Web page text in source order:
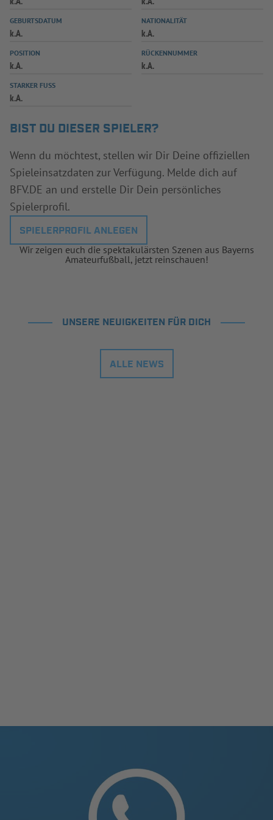
SPIELPLUS
GEBURTSDATUM
k.A.
NATIONALITÄT
k.A.
POSITION
k.A.
RÜCKENNUMMER
k.A.
STARKER FUSS
k.A.
BIST DU DIESER SPIELER?
Wenn du möchtest, stellen wir Dir Deine offiziellen
Spieleinsatzdaten zur Verfügung. Melde dich auf
BFV.DE an und erstelle Dir Dein persönliches
Spielerprofil.
SPIELERPROFIL ANLEGEN
Wir zeigen euch die spektakulärsten Szenen aus Bayerns
Amateurfußball, jetzt reinschauen!
UNSERE NEUIGKEITEN FÜR DICH
ALLE NEWS